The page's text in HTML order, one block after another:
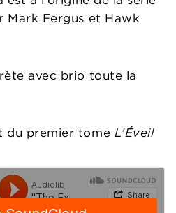
Mark Fergus et Hawk
avec brio toute la
du premier tome L'Éveil